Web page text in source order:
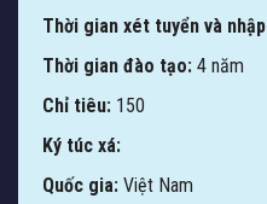
Thời gian xét tuyển và
Thời gian đào tạo: 4 năm
Chỉ tiêu: 150
Ký túc xá:
Quốc gia: Việt Nam